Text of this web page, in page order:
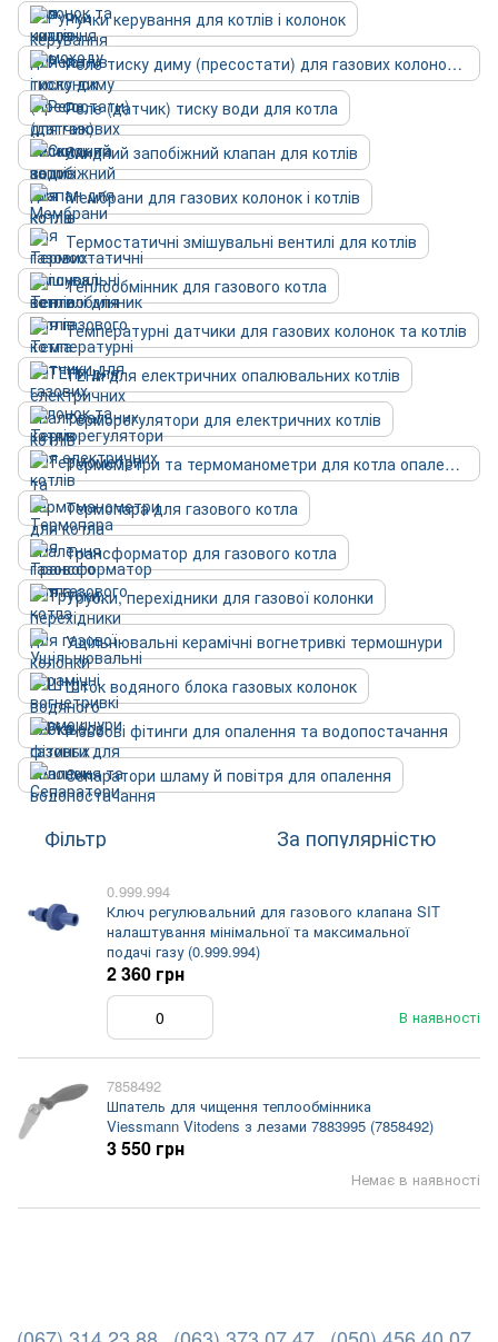
Ручки керування для котлів і колонок
Реле тиску диму (пресостати) для газових колонок та котлів
Реле (датчик) тиску води для котла
Скидний запобіжний клапан для котлів
Мембрани для газових колонок і котлів
Термостатичні змішувальні вентилі для котлів
Теплообмінник для газового котла
Температурні датчики для газових колонок та котлів
ТЕНи для електричних опалювальних котлів
Терморегулятори для електричних котлів
Термометри та термоманометри для котла опалення
Термопара для газового котла
Трансформатор для газового котла
Трубки, перехідники для газової колонки
Ущільнювальні керамічні вогнетривкі термошнури
Шток водяного блока газовых колонок
Різьбові фітинги для опалення та водопостачання
Сепаратори шламу й повітря для опалення
Фільтр За популярністю
0.999.994
Ключ регулювальний для газового клапана SIT
налаштування мінімальної та максимальної
подачі газу (0.999.994)
В наявності
2 360 грн
7858492
Шпатель для чищення теплообмінника
Viessmann Vitodens з лезами 7883995 (7858492)
Немає в наявності
3 550 грн